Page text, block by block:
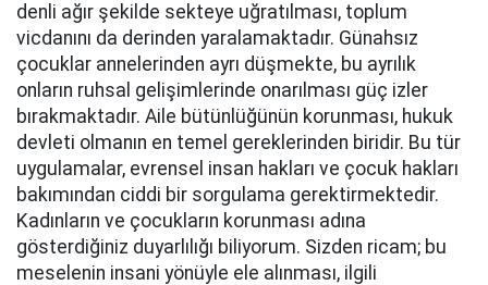
denli ağır şekilde sekteye uğratılması, toplum
vicdanını da derinden yaralamaktadır. Günahsız
çocuklar annelerinden ayrı düşmekte, bu ayrılık
onların ruhsal gelişimlerinde onarılması güç izler
bırakmaktadır. Aile bütünlüğünün korunması, hukuk
devleti olmanın en temel gereklerinden biridir. Bu tür
uygulamalar, evrensel insan hakları ve çocuk hakları
bakımından ciddi bir sorgulama gerektirmektedir.
Kadınların ve çocukların korunması adına
gösterdiğiniz duyarlılığı biliyorum. Sizden ricam; bu
meselenin insani yönüyle ele alınması, ilgili